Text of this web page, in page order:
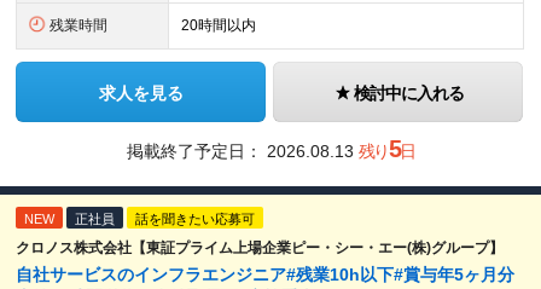
残業時間 20時間以内
求人を見る 検討中に入れる
掲載終了予定日： 2026.08.13 残り5日
NEW 正社員 話を聞きたい応募可
クロノス株式会社【東証プライム上場企業ピー・シー・エー(株)グループ】
自社サービスのインフラエンジニア#残業10h以下#賞与年5ヶ月分